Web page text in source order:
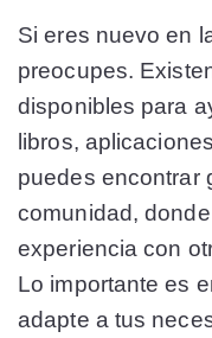
Si eres nuevo en
preocupes.
disponibles para
libros,
puedes encontrar
comunidad,
experiencia con
Lo importante es
adapte a tus